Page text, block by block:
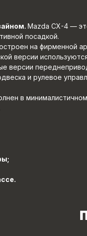
Mazda CX-4 —
посадкой.
на фирменной
версии
версии
и рулевое
в